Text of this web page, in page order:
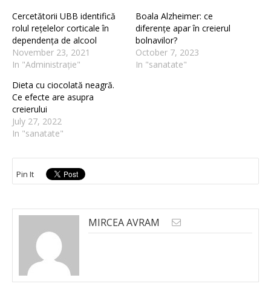
Cercetătorii UBB identifică
rolul rețelelor corticale în
dependența de alcool
November 23, 2021
In "Administrație"
Boala Alzheimer: ce
diferențe apar în creierul
bolnavilor?
October 7, 2023
In "sanatate"
Dieta cu ciocolată neagră.
Ce efecte are asupra
creierului
July 27, 2022
In "sanatate"
Pin It
MIRCEA AVRAM